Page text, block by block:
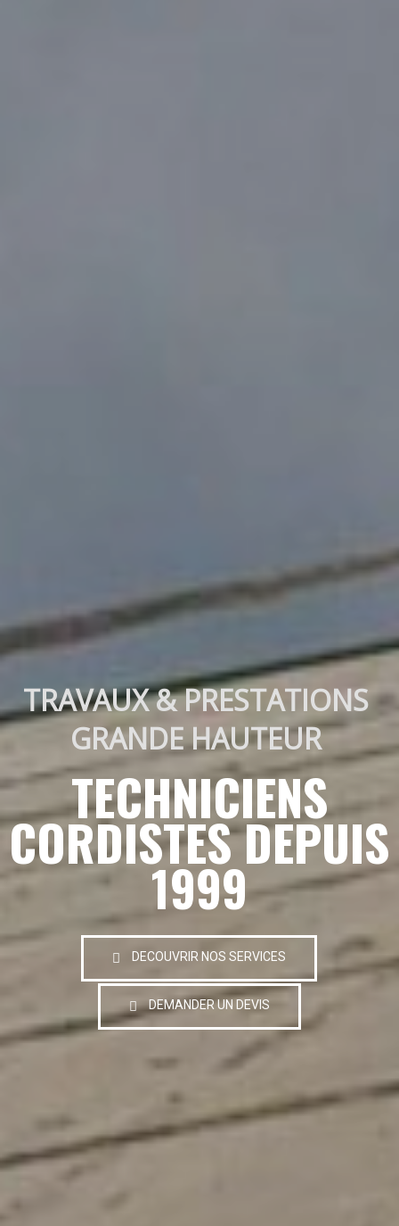
TRAVAUX & PRESTATIONS
GRANDE HAUTEUR
TECHNICIENS
CORDISTES DEPUIS
1999
DECOUVRIR NOS SERVICES
DEMANDER UN DEVIS